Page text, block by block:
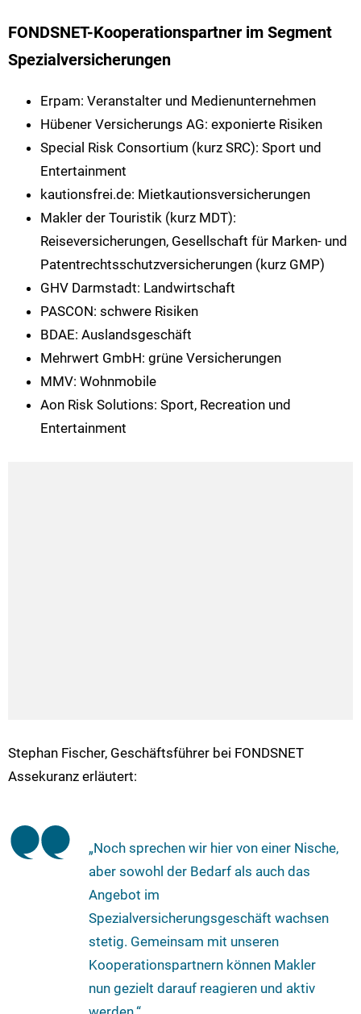
FONDSNET-Kooperationspartner im Segment
Spezialversicherungen
Erpam: Veranstalter und Medienunternehmen
Hübener Versicherungs AG: exponierte Risiken
Special Risk Consortium (kurz SRC): Sport und
Entertainment
kautionsfrei.de: Mietkautionsversicherungen
Makler der Touristik (kurz MDT):
Reiseversicherungen, Gesellschaft für Marken- und
Patentrechtsschutzversicherungen (kurz GMP)
GHV Darmstadt: Landwirtschaft
PASCON: schwere Risiken
BDAE: Auslandsgeschäft
Mehrwert GmbH: grüne Versicherungen
MMV: Wohnmobile
Aon Risk Solutions: Sport, Recreation und
Entertainment
Stephan Fischer, Geschäftsführer bei FONDSNET
Assekuranz erläutert:
„Noch sprechen wir hier von einer Nische,
aber sowohl der Bedarf als auch das
Angebot im
Spezialversicherungsgeschäft wachsen
stetig. Gemeinsam mit unseren
Kooperationspartnern können Makler
nun gezielt darauf reagieren und aktiv